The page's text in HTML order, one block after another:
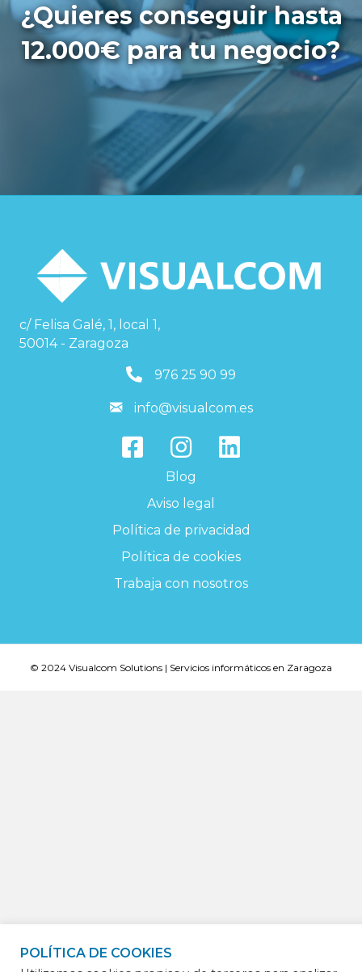
¿Quieres conseguir hasta
12.000€ para tu negocio?
c/ Felisa Galé, 1, local 1,
50014 - Zaragoza
976259099
976 25 90 99
info@visualcom.es
info@visualcom.es
Blog
Aviso legal
Política de privacidad
Política de cookies
Trabaja con nosotros
© 2024 Visualcom Solutions | Servicios informáticos en Zaragoza
POLÍTICA DE COOKIES